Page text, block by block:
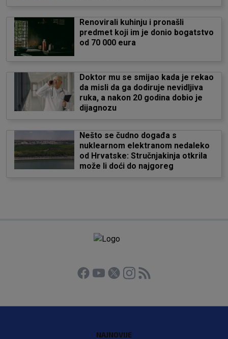
Renovirali kuhinju i pronašli
predmet koji im je donio bogatstvo
od 70 000 eura
Doktor mu se smijao kada je rekao
da misli da ga dodiruje nevidljiva
ruka, a nakon 20 godina dobio je
dijagnozu
Nešto se čudno događa s
nuklearnom elektranom nedaleko
od Hrvatske: Stručnjakinja otkrila
može li doći do najgoreg
NAJNOVIJE